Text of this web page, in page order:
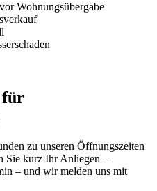
Wohnungsübergabe
für
zu unseren Öffnungszeiten
Sie kurz Ihr Anliegen –
– und wir melden uns mit